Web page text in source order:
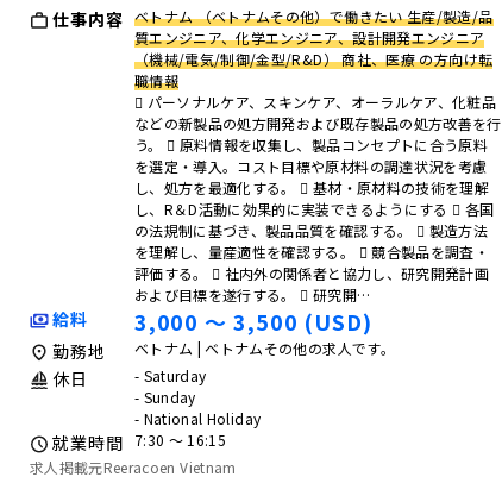
仕事内容 ベトナム （ベトナムその他）で働きたい 生産/製造/品
質エンジニア、化学エンジニア、設計開発エンジニア
（機械/電気/制御/金型/R&D） 商社、医療 の方向け転
職情報
 パーソナルケア、スキンケア、オーラルケア、化粧品
などの新製品の処方開発および既存製品の処方改善を行
う。  原料情報を収集し、製品コンセプトに合う原料
を選定・導入。コスト目標や原材料の調達状況を考慮
し、処方を最適化する。  基材・原材料の技術を理解
し、R＆D活動に効果的に実装できるようにする  各国
の法規制に基づき、製品品質を確認する。  製造方法
を理解し、量産適性を確認する。  競合製品を調査・
評価する。  社内外の関係者と協力し、研究開発計画
および目標を遂行する。  研究開…
給料 3,000 〜 3,500 (USD)
勤務地 ベトナム | ベトナムその他の求人です。
休日
- Saturday
- Sunday
- National Holiday
就業時間
7:30 〜 16:15
求人掲載元Reeracoen Vietnam